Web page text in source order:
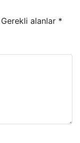
Gerekli alanlar *